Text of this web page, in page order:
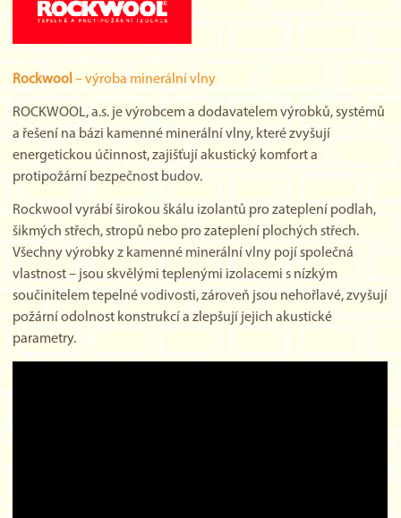
Rockwool– výroba minerální vlny
ROCKWOOL, a.s. je výrobcem a dodavatelem výrobků, systémů
a řešení na bázi kamenné minerální vlny, které zvyšují
energetickou účinnost, zajišťují akustický komfort a
protipožární bezpečnost budov.
Rockwool vyrábí širokou škálu izolantů pro zateplení podlah,
šikmých střech, stropů nebo pro zateplení plochých střech.
Všechny výrobky z kamenné minerální vlny pojí společná
vlastnost – jsou skvělými teplenými izolacemi s nízkým
součinitelem tepelné vodivosti, zároveň jsou nehořlavé, zvyšují
požární odolnost konstrukcí a zlepšují jejich akustické
parametry.